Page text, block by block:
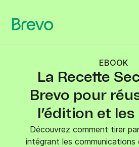
EBOOK
La Recette
Brevo pour
l’édition et
Découvrez comment tirer
intégrant les